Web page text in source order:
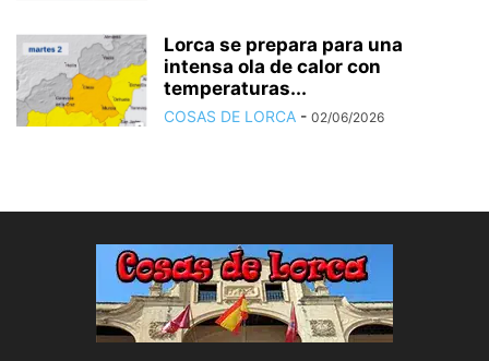
Lorca se prepara para una
intensa ola de calor con
temperaturas...
COSAS DE LORCA - 02/06/2026